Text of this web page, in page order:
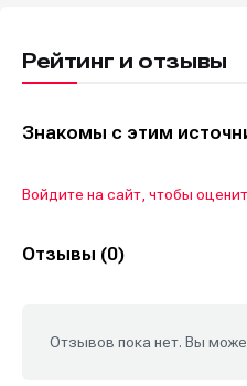
Рейтинг и отзывы
Знакомы с этим
Войдите на сайт, чтобы
Отзывы (0)
Отзывов пока нет. Вы